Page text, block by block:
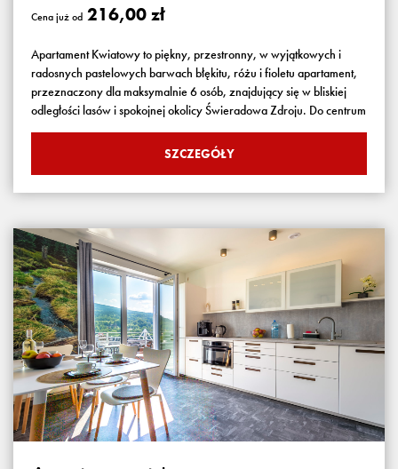
Cena już od 216,00 zł
Apartament Kwiatowy to piękny, przestronny, w wyjątkowych i
radosnych pastelowych barwach błękitu, różu i fioletu apartament,
przeznaczony dla maksymalnie 6 osób, znajdujący się w bliskiej
odległości lasów i spokojnej okolicy Świeradowa Zdroju. Do centrum
SZCZEGÓŁY